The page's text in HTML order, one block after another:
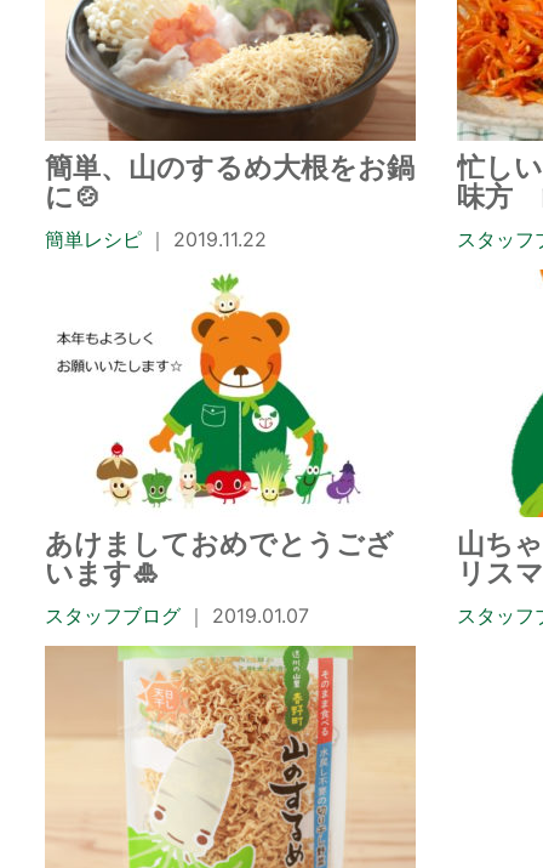
簡単、山のするめ大根をお鍋
に🍲
簡単レシピ ｜ 2019.11.22
忙し
味方
スタッ
あけましておめでとうござ
います🎍
スタッフブログ ｜ 2019.01.07
山ち
リス
スタッ